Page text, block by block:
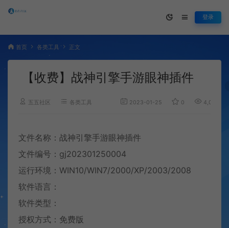
登录
首页 各类工具 正文
【收费】战神引擎手游眼神插件
五五社区 各类工具 2023-01-25 0 4,070
文件名称：战神引擎手游眼神插件
文件编号：gj202301250004
运行环境：WIN10/WIN7/2000/XP/2003/2008
软件语言：
软件类型：
授权方式：免费版